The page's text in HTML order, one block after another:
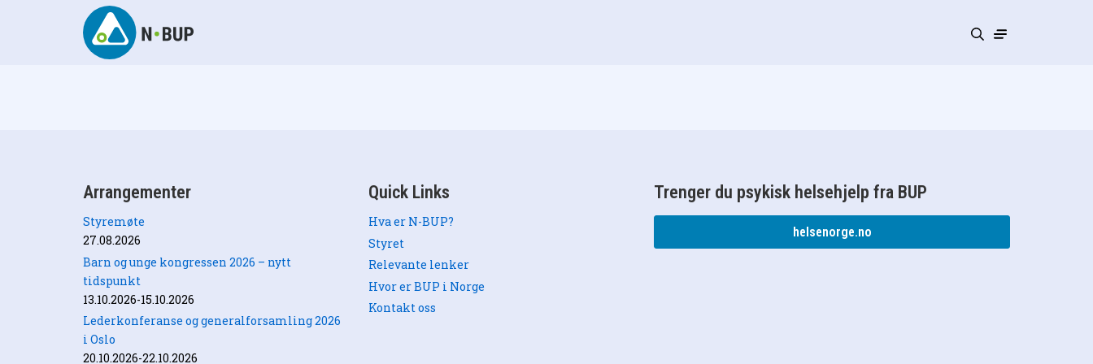
Arrangementer
Styremøte
27.08.2026
Barn og unge kongressen 2026 – nytt
tidspunkt
13.10.2026-15.10.2026
Lederkonferanse og generalforsamling 2026
i Oslo
20.10.2026-22.10.2026
Quick Links
Hva er N-BUP?
Styret
Relevante lenker
Hvor er BUP i Norge
Kontakt oss
Trenger du psykisk helsehjelp fra BUP
helsenorge.no